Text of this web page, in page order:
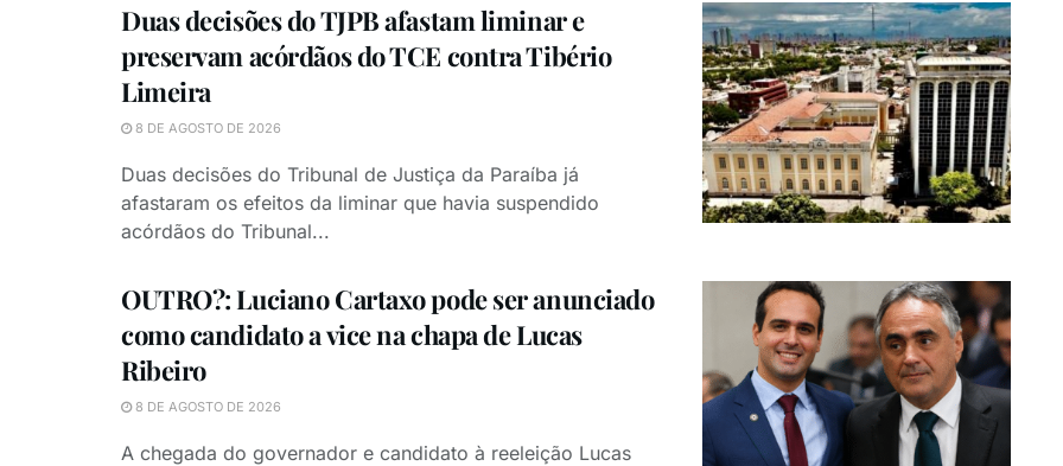
Duas decisões do TJPB afastam liminar e
preservam acórdãos do TCE contra Tibério
Limeira
8 DE AGOSTO DE 2026
Duas decisões do Tribunal de Justiça da Paraíba já
afastaram os efeitos da liminar que havia suspendido
acórdãos do Tribunal...
OUTRO?: Luciano Cartaxo pode ser anunciado
como candidato a vice na chapa de Lucas
Ribeiro
8 DE AGOSTO DE 2026
A chegada do governador e candidato à reeleição Lucas